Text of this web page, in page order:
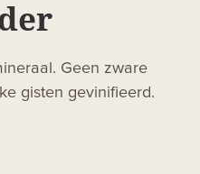
Geen zware
gisten gevinifieerd.